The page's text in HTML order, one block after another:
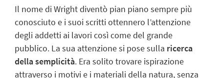
Il nome di Wright diventò pian piano sempre più
conosciuto e i suoi scritti ottennero l’attenzione
degli addetti ai lavori così come del grande
pubblico. La sua attenzione si pose sulla ricerca
della semplicità. Era solito trovare ispirazione
attraverso i motivi e i materiali della natura, senza